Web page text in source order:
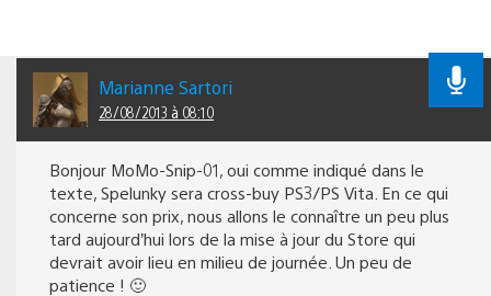
Marianne Sartori
28/08/2013 à 08:10
Bonjour MoMo-Snip-01, oui comme indiqué dans le
texte, Spelunky sera cross-buy PS3/PS Vita. En ce qui
concerne son prix, nous allons le connaître un peu plus
tard aujourd’hui lors de la mise à jour du Store qui
devrait avoir lieu en milieu de journée. Un peu de
patience ! 🙂